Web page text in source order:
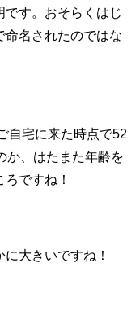
です。おそらくはじ
命名されたのではな
自宅に来た時点で52
か、はたまた年齢を
ですね！
大きいですね！